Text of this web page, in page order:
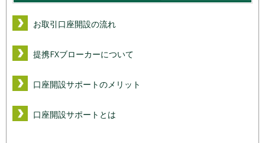
お取引口座開設の流れ
提携FXブローカーについて
口座開設サポートのメリット
口座開設サポートとは